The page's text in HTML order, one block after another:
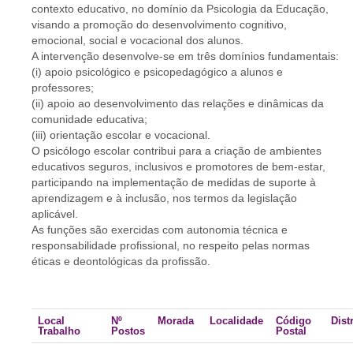
contexto educativo, no domínio da Psicologia da Educação,
visando a promoção do desenvolvimento cognitivo,
emocional, social e vocacional dos alunos.
A intervenção desenvolve-se em três domínios fundamentais:
(i) apoio psicológico e psicopedagógico a alunos e
professores;
(ii) apoio ao desenvolvimento das relações e dinâmicas da
comunidade educativa;
(iii) orientação escolar e vocacional.
O psicólogo escolar contribui para a criação de ambientes
educativos seguros, inclusivos e promotores de bem-estar,
participando na implementação de medidas de suporte à
aprendizagem e à inclusão, nos termos da legislação
aplicável.
As funções são exercidas com autonomia técnica e
responsabilidade profissional, no respeito pelas normas
éticas e deontológicas da profissão.
Local
Trabalho
Nº
Postos
Morada Localidade
Código
Postal